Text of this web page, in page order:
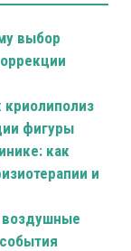
выбор
фигуры
как
и
воздушные